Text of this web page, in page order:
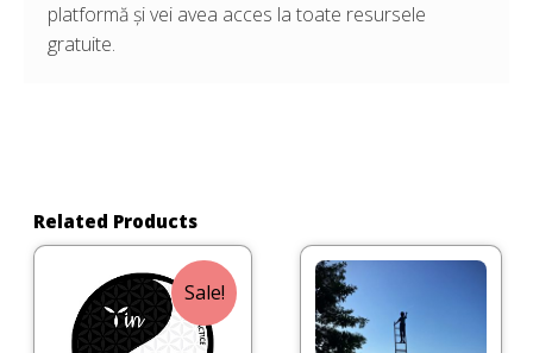
platformă și vei avea acces la toate resursele
gratuite.
Related Products
Sale!
Original
price
was:
2.600,00 lei.
Current
price
is:
2.200,00 lei.